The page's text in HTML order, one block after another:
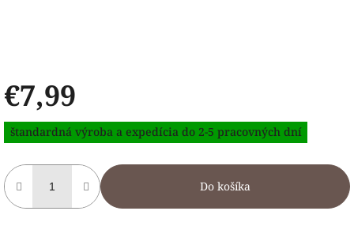
€7,99
Jednotková
cena:
štandardná výroba a expedícia do 2-5 pracovných dní
Do košíka